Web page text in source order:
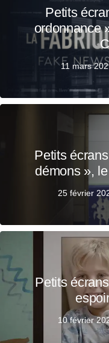
Petits
ordonnance
11 mars
Petits
démons »,
25 février
Petits
10 février